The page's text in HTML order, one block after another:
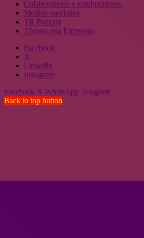
Colaboradores y colaboradoras
Medios asociados
TR Podcast
Tómate una Entrevista
Facebook
X
LinkedIn
Instagram
Facebook X WhatsApp Telegram
Back to top button